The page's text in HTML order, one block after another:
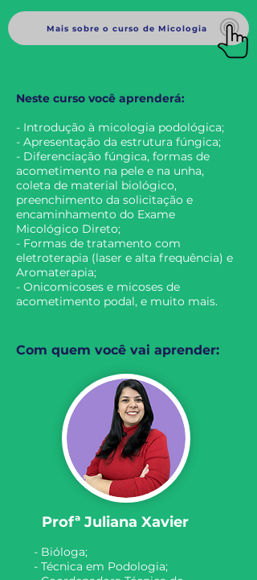
Mais sobre o curso de Micologia
Neste curso você aprenderá:
- Introdução à micologia podológica;
- Apresentação da estrutura fúngica;
- Diferenciação fúngica, formas de
acometimento na pele e na unha,
coleta de material biológico,
preenchimento da solicitação e
encaminhamento do Exame
Micológico Direto;
- Formas de tratamento com
eletroterapia (laser e alta frequência) e
Aromaterapia;
- Onicomicoses e micoses de
acometimento podal, e muito mais.
Com quem você vai aprender:
Profª Juliana Xavier
- Bióloga;
- Técnica em Podologia;